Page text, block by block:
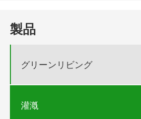
製品
グリーンリビング
灌漑